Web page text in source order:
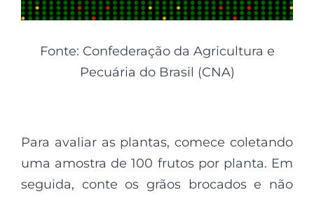
Fonte: Confederação da Agricultura e
Pecuária do Brasil (CNA)
Para avaliar as plantas, comece coletando
uma amostra de 100 frutos por planta. Em
seguida, conte os grãos brocados e não